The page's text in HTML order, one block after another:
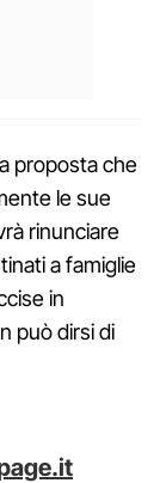
proposta che
le sue
rinunciare
a famiglie
in
può dirsi di